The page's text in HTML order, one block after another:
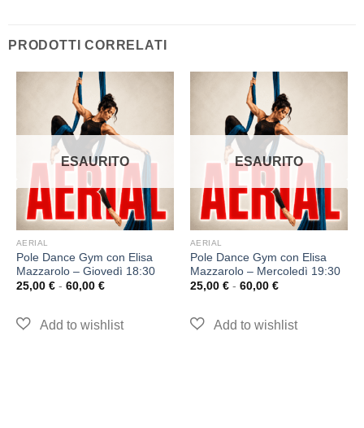
PRODOTTI CORRELATI
ESAURITO
AERIAL
Pole Dance Gym con Elisa
Mazzarolo – Giovedì 18:30
25,00 € - 60,00 €
ESAURITO
AERIAL
Pole Dance Gym con Elisa
Mazzarolo – Mercoledì 19:30
25,00 € - 60,00 €